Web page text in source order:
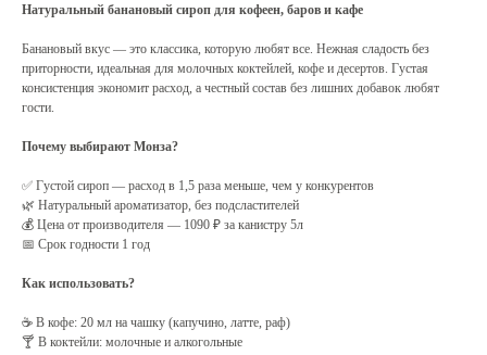
Натуральный банановый сироп для кофеен, баров и кафе
Банановый вкус — это классика, которую любят все. Нежная сладость без
приторности, идеальная для молочных коктейлей, кофе и десертов. Густая
консистенция экономит расход, а честный состав без лишних добавок любят
гости.
Почему выбирают Монза?
✅ Густой сироп — расход в 1,5 раза меньше, чем у конкурентов
🌿 Натуральный ароматизатор, без подсластителей
💰 Цена от производителя — 1090 ₽ за канистру 5л
📅 Срок годности 1 год
Как использовать?
☕ В кофе: 20 мл на чашку (капучино, латте, раф)
🍸 В коктейли: молочные и алкогольные